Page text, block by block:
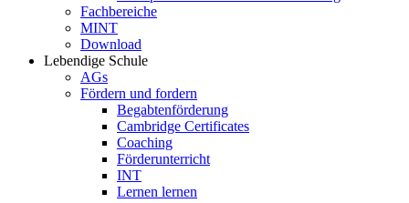
Fachbereiche
MINT
Download
Lebendige Schule
AGs
Fördern und fordern
Begabtenförderung
Cambridge Certificates
Coaching
Förderunterricht
INT
Lernen lernen